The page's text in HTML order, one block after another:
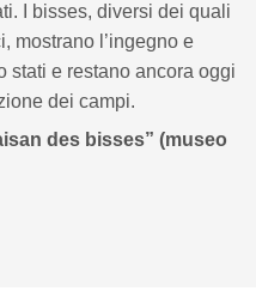
I bisses, diversi dei quali
mostrano l’ingegno e
stati e restano ancora oggi
dei campi.
des bisses” (museo